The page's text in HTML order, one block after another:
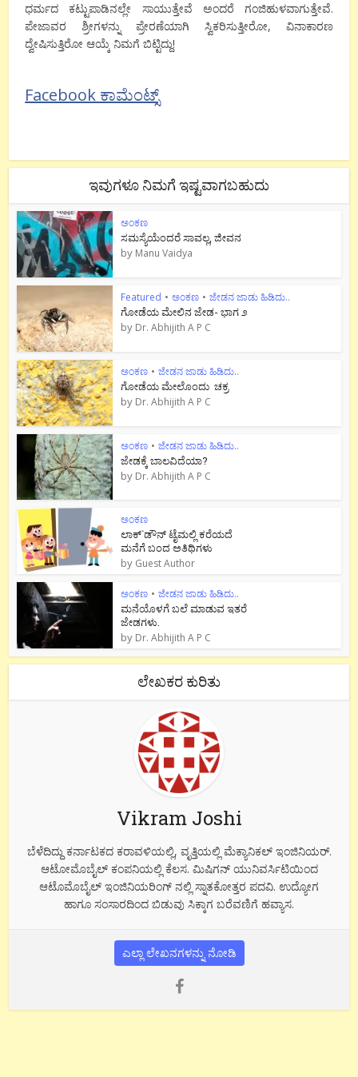
ಧರ್ಮದ ಕಟ್ಟುಪಾಡಿನಲ್ಲೇ ಸಾಯುತ್ತೇವೆ ಅಂದರೆ ಗಂಜಿಹುಳವಾಗುತ್ತೇವೆ‌.
ಪೇಜಾವರ ಶ್ರೀಗಳನ್ನು ಪ್ರೇರಣೆಯಾಗಿ ಸ್ವಿಕರಿಸುತ್ತೀರೋ, ವಿನಾಕಾರಣ
ದ್ವೇಷಿಸುತ್ತಿರೋ ಆಯ್ಕೆ ನಿಮಗೆ ಬಿಟ್ಟಿದ್ದು!
Facebook ಕಾಮೆಂಟ್ಸ್
ಇವುಗಳೂ ನಿಮಗೆ ಇಷ್ಟವಾಗಬಹುದು
ಅಂಕಣ
ಸಮಸ್ಯೆಯೆಂದರೆ ಸಾವಲ್ಲ, ಜೀವನ
by Manu Vaidya
Featured • ಅಂಕಣ • ಜೇಡನ ಜಾಡು ಹಿಡಿದು..
ಗೋಡೆಯ ಮೇಲಿನ ಜೇಡ- ಭಾಗ ೨
by Dr. Abhijith A P C
ಅಂಕಣ • ಜೇಡನ ಜಾಡು ಹಿಡಿದು..
ಗೋಡೆಯ ಮೇಲೊಂದು ಚಕ್ರ
by Dr. Abhijith A P C
ಅಂಕಣ • ಜೇಡನ ಜಾಡು ಹಿಡಿದು..
ಜೇಡಕ್ಕೆ ಬಾಲವಿದೆಯಾ?
by Dr. Abhijith A P C
ಅಂಕಣ
ಲಾಕ್`ಡೌನ್ ಟೈಮಲ್ಲಿ ಕರೆಯದೆ
ಮನೆಗೆ ಬಂದ ಅತಿಥಿಗಳು
by Guest Author
ಅಂಕಣ • ಜೇಡನ ಜಾಡು ಹಿಡಿದು..
ಮನೆಯೊಳಗೆ ಬಲೆ ಮಾಡುವ ಇತರೆ
ಜೇಡಗಳು.
by Dr. Abhijith A P C
ಲೇಖಕರ ಕುರಿತು
Vikram Joshi
ಬೆಳೆದಿದ್ದು ಕರ್ನಾಟಕದ ಕರಾವಳಿಯಲ್ಲಿ, ವೃತ್ತಿಯಲ್ಲಿ ಮೆಕ್ಯಾನಿಕಲ್ ಇಂಜಿನಿಯರ್.
ಆಟೋಮೊಬೈಲ್ ಕಂಪನಿಯಲ್ಲಿ ಕೆಲಸ. ಮಿಷಿಗನ್ ಯುನಿವರ್ಸಿಟಿಯಿಂದ
ಆಟೊಮೊಬೈಲ್ ಇಂಜಿನಿಯರಿಂಗ್ ನಲ್ಲಿ ಸ್ನಾತಕೋತ್ತರ ಪದವಿ. ಉದ್ಯೋಗ
ಹಾಗೂ ಸಂಸಾರದಿಂದ ಬಿಡುವು ಸಿಕ್ಕಾಗ ಬರೆವಣಿಗೆ ಹವ್ಯಾಸ.
ಎಲ್ಲಾ ಲೇಖನಗಳನ್ನು ನೋಡಿ